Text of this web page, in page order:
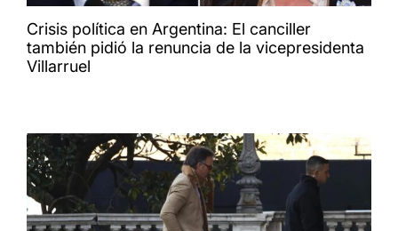
Crisis política en Argentina: El canciller
también pidió la renuncia de la vicepresidenta
Villarruel